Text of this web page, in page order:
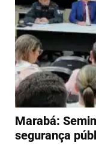
Marabá:
segurança